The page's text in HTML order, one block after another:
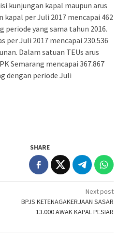
kunjungan kapal maupun arus
per Juli 2017 mencapai 462
periode yang sama tahun 2016.
per Juli 2017 mencapai 230.536
Dalam satuan TEUs arus
Semarang mencapai 367.867
dengan periode Juli
SHARE
Next post
BPJS KETENAGAKERJAAN SASAR
13.000 AWAK KAPAL PESIAR